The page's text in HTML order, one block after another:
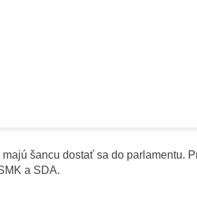
šancu dostať sa do parlamentu.
a SDA.